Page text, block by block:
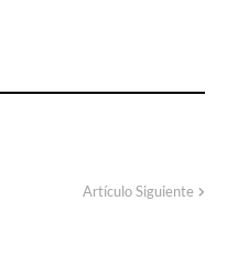
Artículo Siguiente